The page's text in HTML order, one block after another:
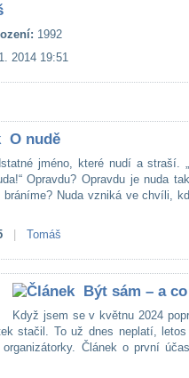
1992
2014 19:51
O nudě
jméno, které nudí a straší.
Opravdu? Opravdu je nuda
bráníme? Nuda vzniká ve chvíli,
Tomáš
Být sám – a
Když jsem se v květnu 2024
stačil. To už dnes neplatí,
Článek o první